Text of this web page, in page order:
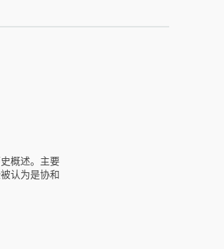
概述。主要
认为是协和